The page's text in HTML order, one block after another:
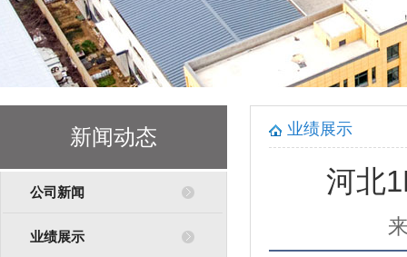
新闻动态
公司新闻
业绩展示
业绩展示
河北